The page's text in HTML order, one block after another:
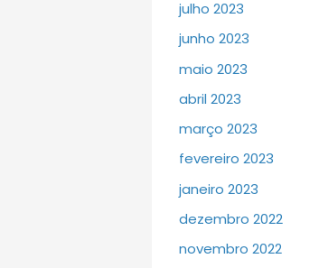
julho 2023
junho 2023
maio 2023
abril 2023
março 2023
fevereiro 2023
janeiro 2023
dezembro 2022
novembro 2022